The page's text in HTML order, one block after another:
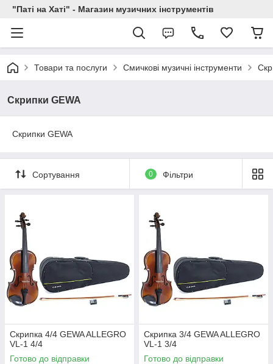
"Паті на Хаті" - Магазин музичних інструментів
Товари та послуги Смичкові музичні інструменти
Скрипки GEWA
Скрипки GEWA
Сортування 0 Фільтри
Скрипка 4/4 GEWA ALLEGRO
VL-1 4/4
Готово до відправки
Скрипка 3/4 GEWA ALLEGRO
VL-1 3/4
Готово до відправки